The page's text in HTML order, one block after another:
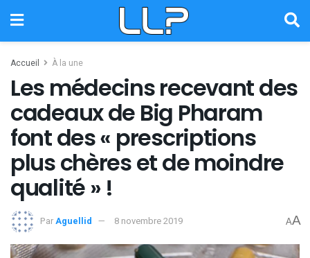
Accueil À la une
Les médecins recevant des
cadeaux de Big Pharam
font des « prescriptions
plus chères et de moindre
qualité » !
ParAguellid 8 novembre 2019 AA